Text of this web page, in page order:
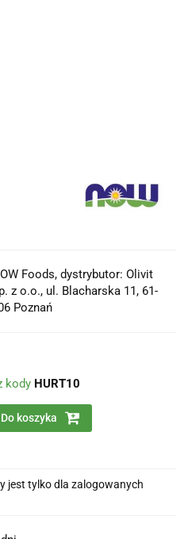
Foods, dystrybutor: Olivit
z o.o., ul. Blacharska 11, 61-
Poznań
kody HURT10
Do koszyka
jest tylko dla zalogowanych